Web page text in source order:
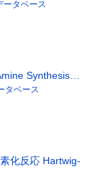
タベース
Synthesis…
タベース
化反応 Hartwig-